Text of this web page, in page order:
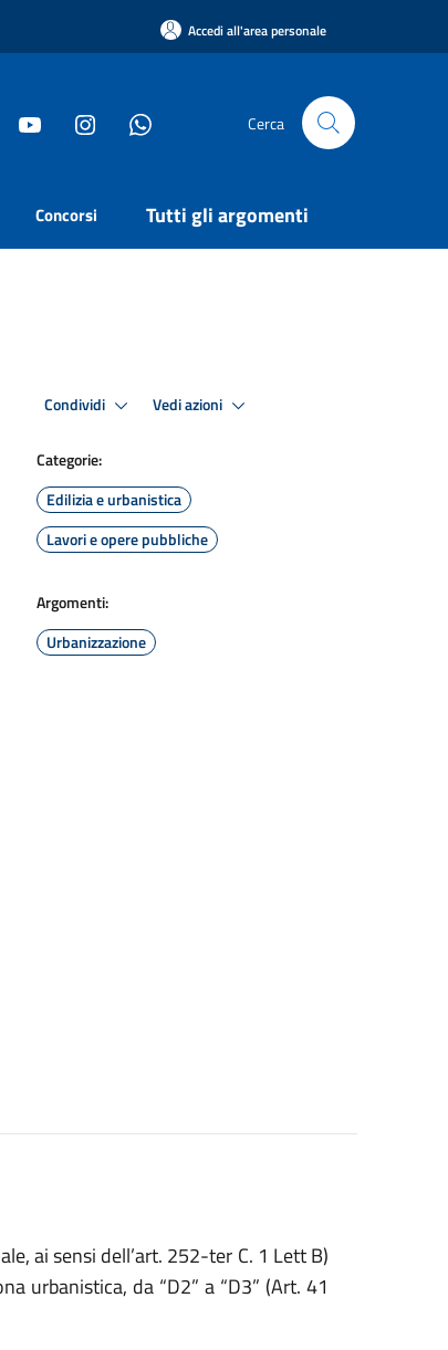
Accedi all'area personale
Cerca
Concorsi Tutti gli argomenti
Condividi Vedi azioni
Categorie:
Edilizia e urbanistica
Lavori e opere pubbliche
Argomenti:
Urbanizzazione
ai sensi dell’art. 252-ter C. 1 Lett B)
urbanistica, da “D2” a “D3” (Art. 41